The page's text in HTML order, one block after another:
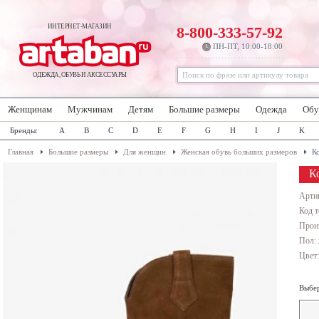
ИНТЕРНЕТ-МАГАЗИН
ОДЕЖДА, ОБУВЬ И АКСЕССУАРЫ
8-800-333-57-92
ПН-ПТ, 10:00-18:00
Женщинам Мужчинам Детям Большие размеры Одежда
Бренды: A B C D E F G H I J K
Главная Большие размеры Для женщин Женская обувь больших размеров
Код
Пол: